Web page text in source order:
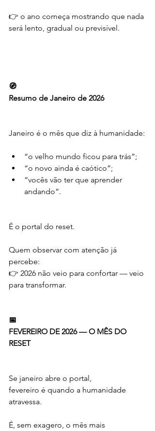
👉 o ano começa mostrando que nada
será lento, gradual ou previsível.
🧭
Resumo de Janeiro de 2026
Janeiro é o mês que diz à humanidade:
“o velho mundo ficou para trás”;
“o novo ainda é caótico”;
“vocês vão ter que aprender
andando”.
É o portal do reset.
Quem observar com atenção já
percebe:
👉 2026 não veio para confortar — veio
para transformar.
📅
FEVEREIRO DE 2026 — O MÊS DO
RESET
Se janeiro abre o portal,
fevereiro é quando a humanidade
atravessa.
É, sem exagero, o mês mais